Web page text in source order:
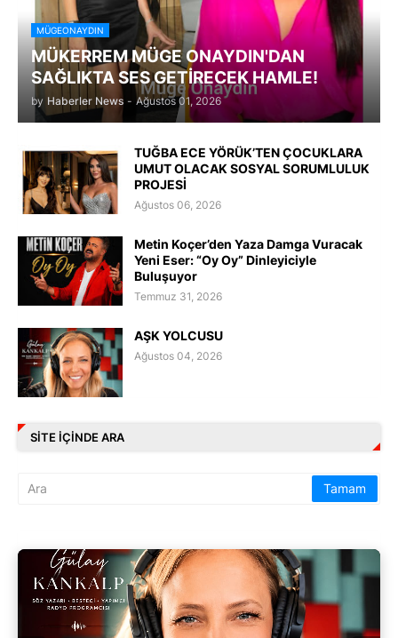
MÜGEONAYDIN
MÜKERREM MÜGE ONAYDIN'DAN
SAĞLIKTA SES GETİRECEK HAMLE!
by Haberler News - Ağustos 01, 2026
TUĞBA ECE YÖRÜK’TEN ÇOCUKLARA
UMUT OLACAK SOSYAL SORUMLULUK
PROJESİ
Ağustos 06, 2026
Metin Koçer’den Yaza Damga Vuracak
Yeni Eser: “Oy Oy” Dinleyiciyle
Buluşuyor
Temmuz 31, 2026
AŞK YOLCUSU
Ağustos 04, 2026
SITE IÇINDE ARA